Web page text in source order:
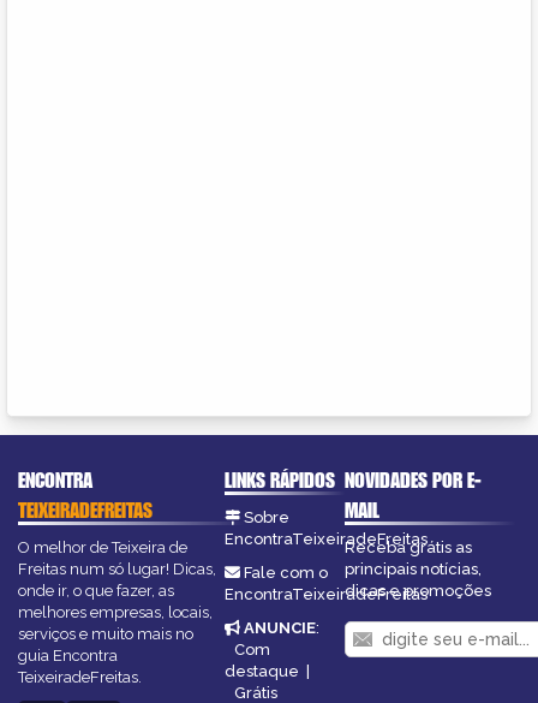
ENCONTRA
TEIXEIRADEFREITAS
O melhor de Teixeira de
Freitas num só lugar! Dicas,
onde ir, o que fazer, as
melhores empresas, locais,
serviços e muito mais no
guia Encontra
TeixeiradeFreitas.
LINKS RÁPIDOS
Sobre
EncontraTeixeiradeFreitas
Fale com o
EncontraTeixeiradeFreitas
ANUNCIE:
Com
destaque |
Grátis
NOVIDADES POR E-
MAIL
Receba grátis as
principais notícias,
dicas e promoções